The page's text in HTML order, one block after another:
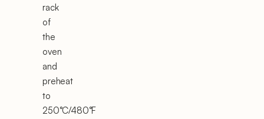
rack
of
the
oven
and
preheat
to
250°C/480°F